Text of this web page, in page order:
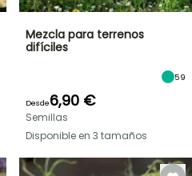
Mezcla para terrenos
difíciles
59
Desde6,90 €
Semillas
Disponible en 3 tamaños